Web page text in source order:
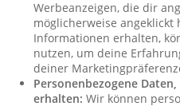
Werbeanzeigen, die dir
möglicherweise angeklickt
Informationen erhalten,
nutzen, um deine
deiner
Personenbezogene
erhalten: Wir können